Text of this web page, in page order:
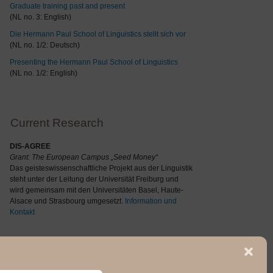
Graduate training past and present
(NL no. 3: English)
Die Hermann Paul School of Linguistics stellt sich vor
(NL no. 1/2: Deutsch)
Presenting the Hermann Paul School of Linguistics
(NL no. 1/2: English)
Current Research
DIS-AGREE
Grant: The European Campus „Seed Money“
Das geisteswissenschaftliche Projekt aus der Linguistik
steht unter der Leitung der Universität Freiburg und
wird gemeinsam mit den Universitäten Basel, Haute-
Alsace und Strasbourg umgesetzt. Information und
Kontakt